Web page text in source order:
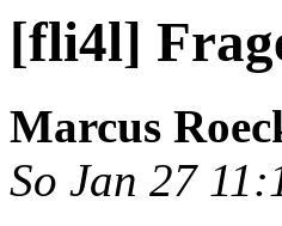
[fli4l]
Marcus
So Jan 27